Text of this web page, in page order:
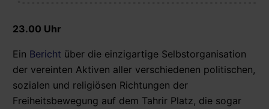
23.00 Uhr
Ein Bericht über die einzigartige Selbstorganisation
der vereinten Aktiven aller verschiedenen politischen,
sozialen und religiösen Richtungen der
Freiheitsbewegung auf dem Tahrir Platz, die sogar